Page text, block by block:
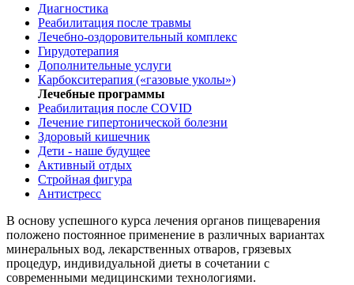
Диагностика
Реабилитация после травмы
Лечебно-оздоровительный комплекс
Гирудотерапия
Дополнительные услуги
Карбокситерапия («газовые уколы»)
Лечебные программы
Реабилитация после COVID
Лечение гипертонической болезни
Здоровый кишечник
Дети - наше будущее
Активный отдых
Стройная фигура
Антистресс
В основу успешного курса лечения органов пищеварения
положено постоянное применение в различных вариантах
минеральных вод, лекарственных отваров, грязевых
процедур, индивидуальной диеты в сочетании с
современными медицинскими технологиями.